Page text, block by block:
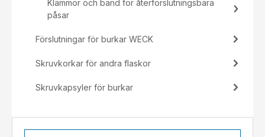
Klämmor och band för återförslutningsbara
påsar
Förslutningar för burkar WECK
Skruvkorkar för andra flaskor
Skruvkapsyler för burkar